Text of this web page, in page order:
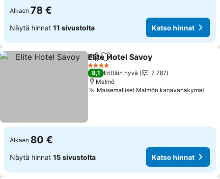
Alkaen 78 €
Näytä hinnat 11 sivustolta Katso hinnat
Jaa Lisää suosikkeihin
Elite Hotel Savoy
4 Tähtiluokitus
8,1 Erittäin hyvä
7 787
Malmö
Maisemalliset Malmön kanavanäkymät
Alkaen 80 €
Näytä hinnat 15 sivustolta Katso hinnat